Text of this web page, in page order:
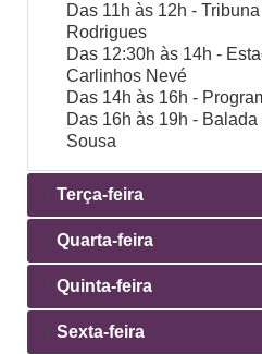
Das 11h às 12h -
Rodrigues
Das 12:30h às 14h -
Carlinhos Nevé
Das 14h às 16h -
Das 16h às 19h -
Sousa
Terça-feira
Quarta-feira
Quinta-feira
Sexta-feira